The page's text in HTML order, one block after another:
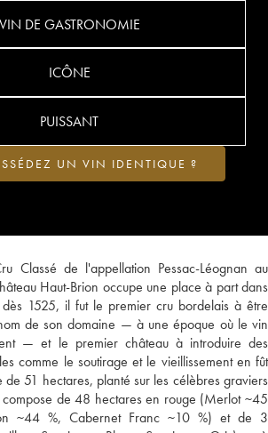
Classé de l'appellation Pessac-Léognan au
Haut-Brion occupe une place à part dans
1525, il fut le premier cru bordelais à être
de son domaine — à une époque où le vin
— et le premier château à introduire des
comme le soutirage et le vieillissement en fût
51 hectares, planté sur les célèbres graviers
compose de 48 hectares en rouge (Merlot ~45
~44 %, Cabernet Franc ~10 %) et de 3
VIN DE GASTRONOMIE
ICÔNE
PUISSANT
UN VIN IDENTIQUE ?